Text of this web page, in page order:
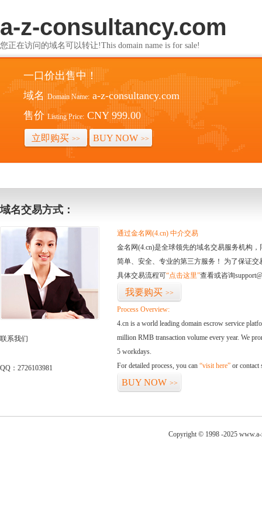
a-z-consultancy.com
您正在访问的域名可以转让!This domain name is for sale!
一口价出售中！
域名 Domain Name: a-z-consultancy.com
售价 Listing Price: CNY 999.00
立即购买 >> BUY NOW >>
域名交易方式：
联系我们
QQ：2726103981
通过金名网(4.cn) 中介交易
金名网(4.cn)是全球领先的域名交易服务机构
简单、安全、专业的第三方服务！ 为了保证
具体交易流程可“点击这里”查看或咨询
我要购买 >>
Process Overview:
4.cn is a world leading domain escrow service
million RMB transaction volume every year. We
5 workdays.
For detailed process, you can “visit here” or contact
BUY NOW >>
Copyright © 1998 -2025